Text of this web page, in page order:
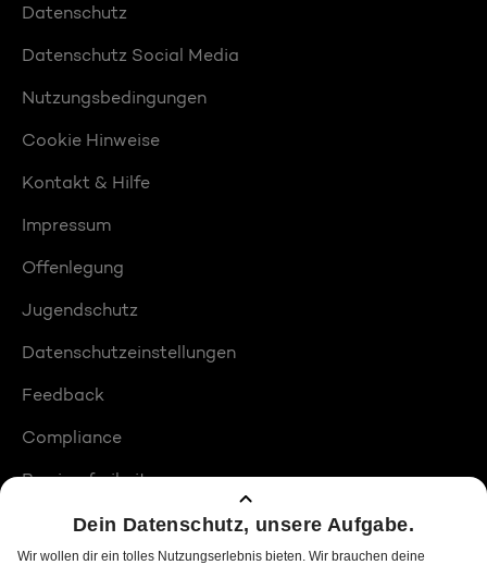
Datenschutz
Datenschutz Social Media
Nutzungsbedingungen
Cookie Hinweise
Kontakt & Hilfe
Impressum
Offenlegung
Jugendschutz
Datenschutzeinstellungen
Feedback
Compliance
Barrierefreiheit
Produktplatzierungen